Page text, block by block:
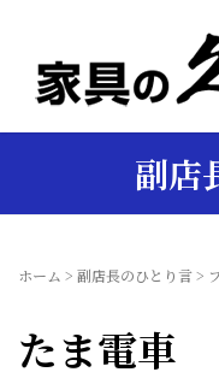
副店
ホーム > 副店長のひとり言>
たま電車